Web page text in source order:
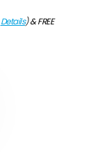
Details)&FREE